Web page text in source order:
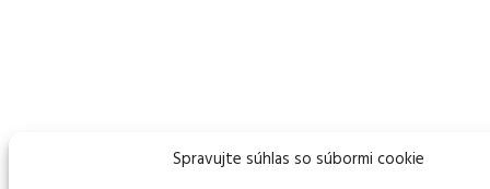
Spravujte súhlas so súbormi cookie